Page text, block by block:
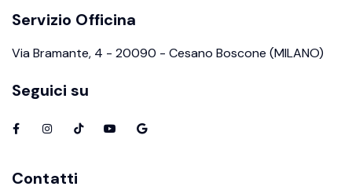
Servizio Officina
Via Bramante, 4 - 20090 - Cesano Boscone (MILANO)
Seguici su
Contatti